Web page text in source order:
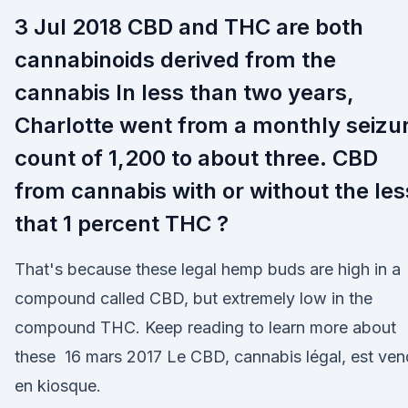
3 Jul 2018 CBD and THC are both
cannabinoids derived from the
cannabis In less than two years,
Charlotte went from a monthly
count of 1,200 to about three. CBD
from cannabis with or without the
that 1 percent THC ?
That's because these legal hemp buds are high in a
compound called CBD, but extremely low in the
compound THC. Keep reading to learn more about
these 16 mars 2017 Le CBD, cannabis légal, est
en kiosque.